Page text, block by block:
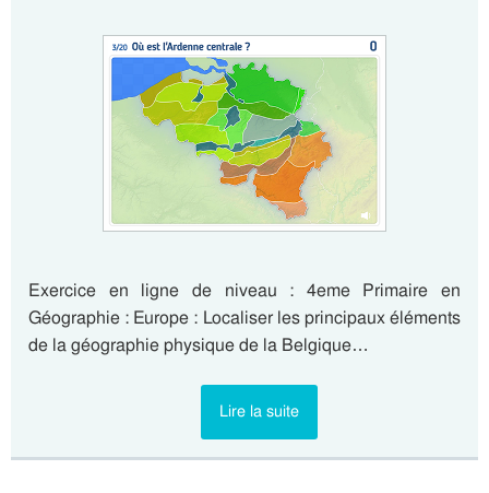
Exercice en ligne de niveau : 4eme Primaire en
Géographie : Europe : Localiser les principaux éléments
de la géographie physique de la Belgique…
Lire la suite